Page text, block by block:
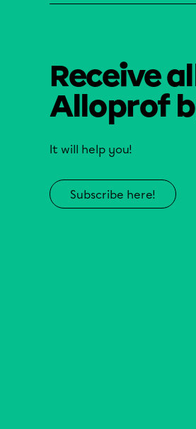
Receive
Alloprof
It will help you!
Subscribe here!